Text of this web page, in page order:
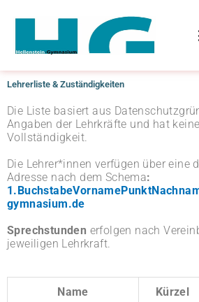
Lehrerliste & Zuständigkeiten
Die Liste basiert aus
Angaben der Lehrkräfte und hat
Vollständigkeit.
Die Lehrer*innen verfügen über eine
Adresse nach dem Schema:
gymnasium.de
Sprechstunden erfolgen nach
jeweiligen Lehrkraft.
Name Kürzel